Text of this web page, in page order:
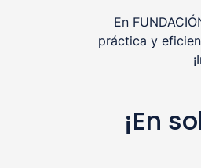
En
práctica y
¡En